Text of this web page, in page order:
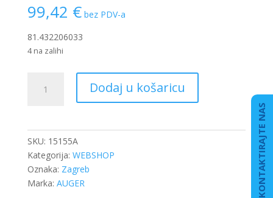
99,42 € bez PDV-a
81.432206033
4 na zalihi
SPONA
Dodaj u košaricu
SKU: 15155A
Kategorija: WEBSHOP
Oznaka: Zagreb
Marka: AUGER KONTAKTIRAJTE NAS